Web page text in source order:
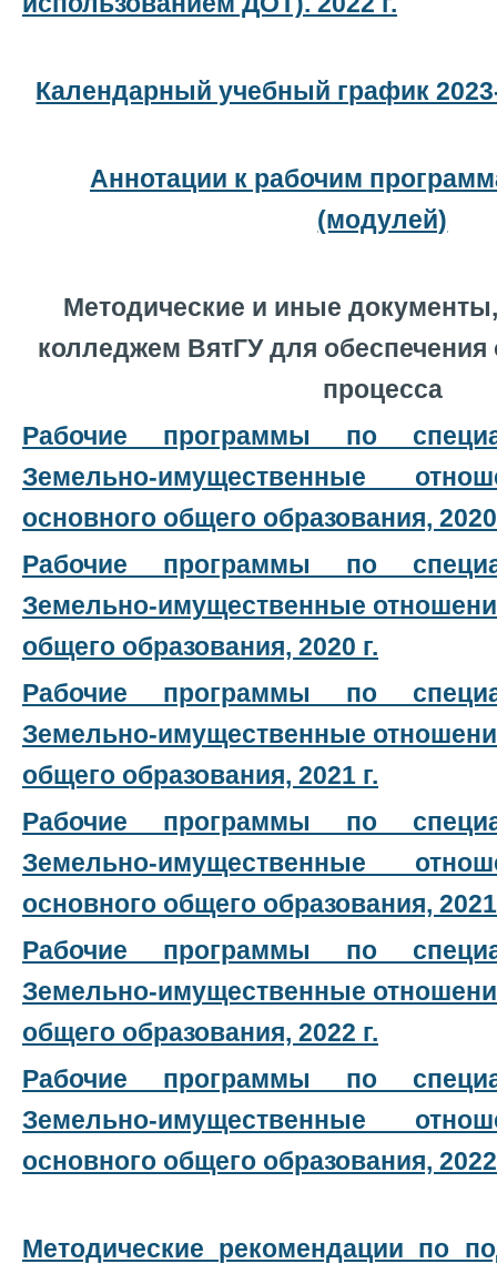
Календарный учебный график
Аннотации к рабочим
(модулей)
Методические и иные
колледжем ВятГУ для обеспечения
процесса
Рабочие программы по
Земельно-имущественные
основного общего образования, 2020
Рабочие программы по
Земельно-имущественные
общего образования, 2020 г.
Рабочие программы по
Земельно-имущественные
общего образования, 2021 г.
Рабочие программы по
Земельно-имущественные
основного общего образования, 2021
Рабочие программы по
Земельно-имущественные
общего образования, 2022 г.
Рабочие программы по
Земельно-имущественные
основного общего образования, 2022
Методические рекомендации по